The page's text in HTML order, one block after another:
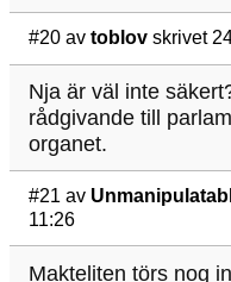
#20 av toblov skrivet
Nja är väl inte
rådgivande till
organet.
#21 av
11:26
Makteliten törs nog